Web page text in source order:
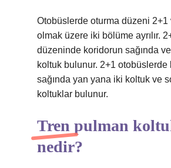
Otobüslerde oturma düzeni 2+1
olmak üzere iki bölüme ayrılır.
düzeninde koridorun sağında
koltuk bulunur. 2+1 otobüslerde
sağında yan yana iki koltuk ve
koltuklar bulunur.
Tren pulman
nedir?